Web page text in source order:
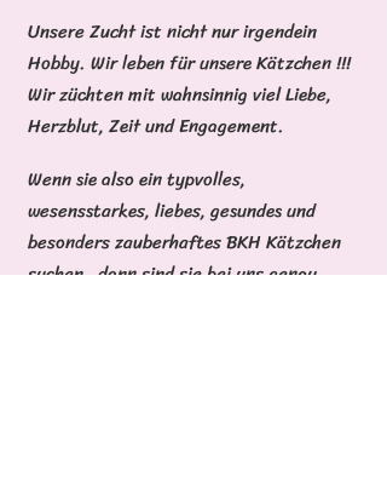
Unsere Zucht ist nicht nur irgendein
Hobby. Wir leben für unsere Kätzchen !!!
Wir züchten mit wahnsinnig viel Liebe,
Herzblut, Zeit und Engagement.
Wenn sie also ein typvolles,
wesensstarkes, liebes, gesundes und
besonders zauberhaftes BKH Kätzchen
suchen , dann sind sie bei uns genau